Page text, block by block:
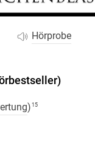
Hörprobe
) 15